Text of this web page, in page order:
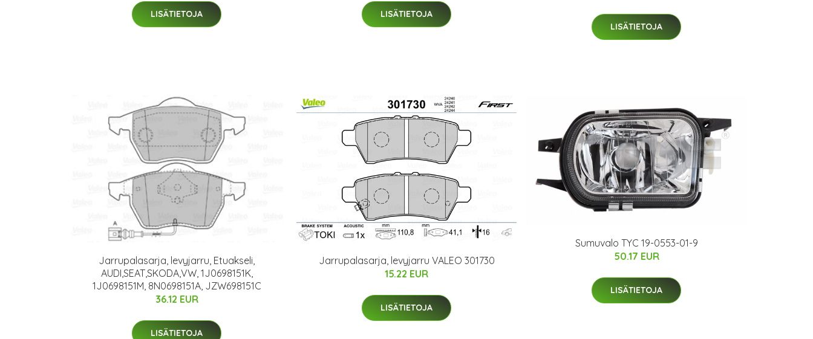
LISÄTIETOJA LISÄTIETOJA
LISÄTIETOJA
Jarrupalasarja, levyjarru, Etuakseli,
AUDI,SEAT,SKODA,VW, 1J0698151K,
1J0698151M, 8N0698151A, JZW698151C
36.12 EUR
LISÄTIETOJA
Jarrupalasarja, levyjarru VALEO 301730
15.22 EUR
LISÄTIETOJA
Sumuvalo TYC 19-0553-01-9
50.17 EUR
LISÄTIETOJA